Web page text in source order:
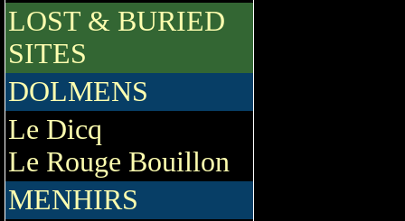
LOST & BURIED
SITES
DOLMENS
Le Dicq
Le Rouge Bouillon
MENHIRS